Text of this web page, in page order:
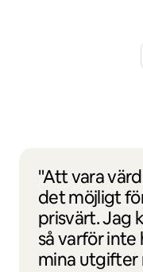
"Att vara
det möjligt
prisvärt. Jag
så varför
mina utgifter